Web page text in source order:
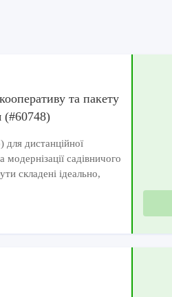
та пакету
(#60748)
дистанційної
садівничого
складені ідеально,